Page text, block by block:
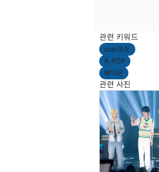
관련 키워드
star포토
K-POP
베이온
관련 사진